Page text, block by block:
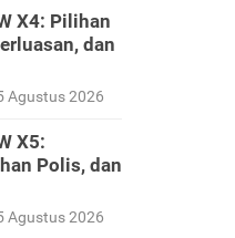
X4: Pilihan
dan
Agustus 2026
X5:
Polis, dan
Agustus 2026